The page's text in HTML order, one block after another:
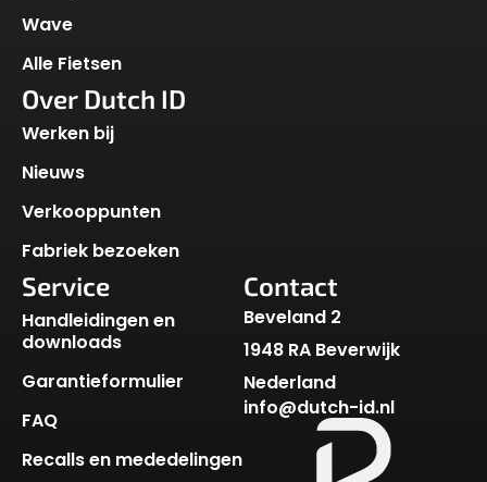
Wave
Alle Fietsen
Over Dutch ID
Werken bij
Nieuws
Verkooppunten
Fabriek bezoeken
Service
Handleidingen en
downloads
Garantieformulier
FAQ
Recalls en mededelingen
Contact
Beveland 2
1948 RA Beverwijk
Nederland
info@dutch-id.nl